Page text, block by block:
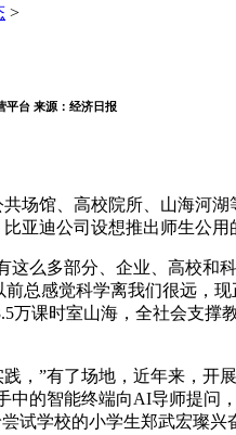
>
平台 来源： 经济日报
馆、高校院所、山海河湖
亚迪公司设想推出师生公用
多部分、企业、高校和
总感觉科学离我们很远，
万课时室山海，全社会支
”有了场地，近年来，开
中的智能终端向AI导师提
试学校的小学生郑武宏璨兴